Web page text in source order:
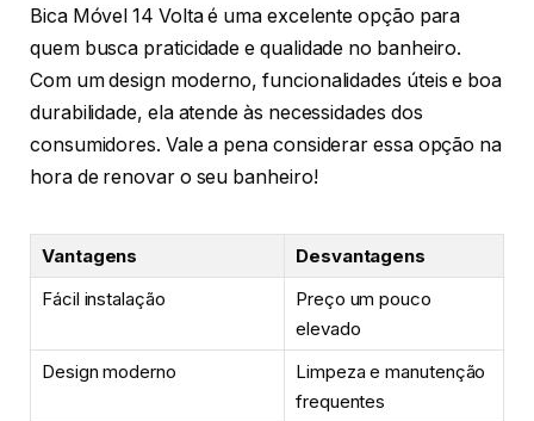
Bica Móvel 14 Volta é uma excelente opção para
quem busca praticidade e qualidade no banheiro.
Com um design moderno, funcionalidades úteis e boa
durabilidade, ela atende às necessidades dos
consumidores. Vale a pena considerar essa opção na
hora de renovar o seu banheiro!
Vantagens
Desvantagens
Fácil instalação
Preço um pouco
elevado
Design moderno
Limpeza e manutenção
frequentes